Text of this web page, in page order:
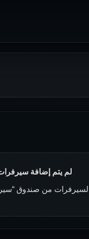
لم يتم إضافة سيرفرات
من صندوق